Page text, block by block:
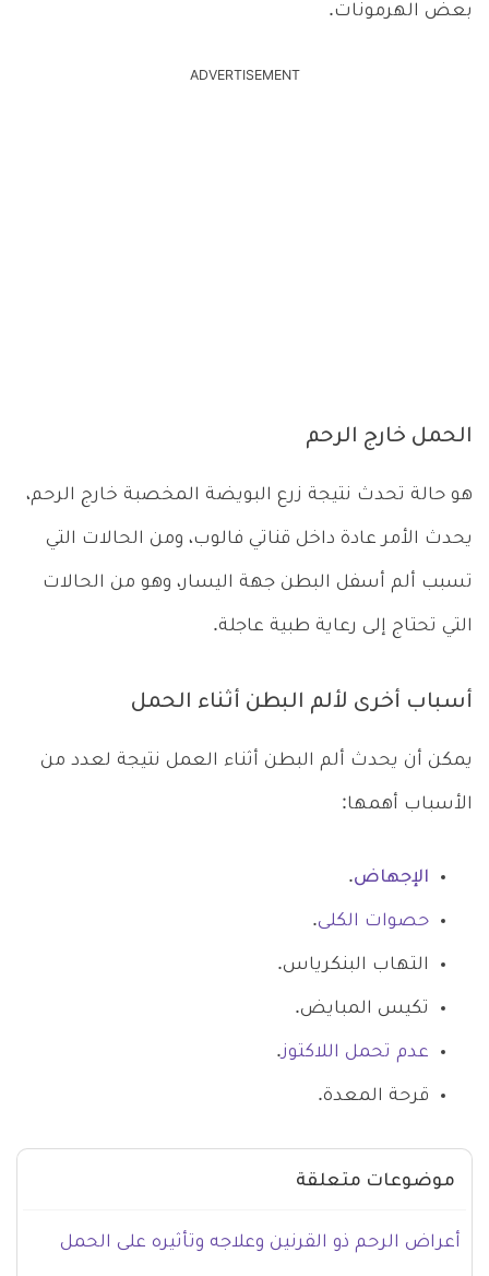
بعض الهرمونات.
ADVERTISEMENT
الحمل خارج الرحم
هو حالة تحدث نتيجة زرع البويضة المخصبة خارج الرحم،
يحدث الأمر عادة داخل قناتي فالوب، ومن الحالات التي
تسبب ألم أسفل البطن جهة اليسار، وهو من الحالات
التي تحتاج إلى رعاية طبية عاجلة.
أسباب أخرى لألم البطن أثناء الحمل
يمكن أن يحدث ألم البطن أثناء العمل نتيجة لعدد من
الأسباب أهمها:
الإجهاض.
حصوات الكلى.
التهاب البنكرياس.
تكيس المبايض.
عدم تحمل اللاكتوز.
قرحة المعدة.
موضوعات متعلقة
أعراض الرحم ذو القرنين وعلاجه وتأثيره على الحمل